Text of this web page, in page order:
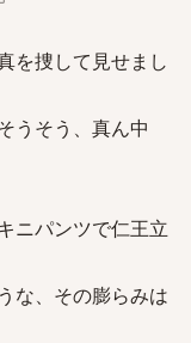
を捜して見せまし
うそう、真ん中
ニパンツで仁王立
な、その膨らみは